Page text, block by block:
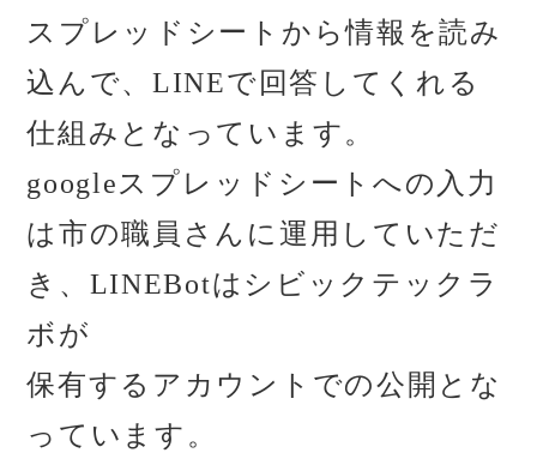
スプレッドシートから情報を読み
込んで、LINEで回答してくれる
仕組みとなっています。
googleスプレッドシートへの入力
は市の職員さんに運用していただ
き、LINEBotはシビックテックラ
ボが
保有するアカウントでの公開とな
っています。